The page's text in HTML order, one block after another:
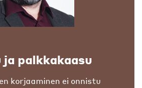
palkkakaasu
korjaaminen ei onnistu